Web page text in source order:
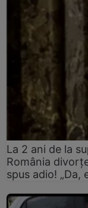
La 2 ani de la
România
spus adio! „Da,